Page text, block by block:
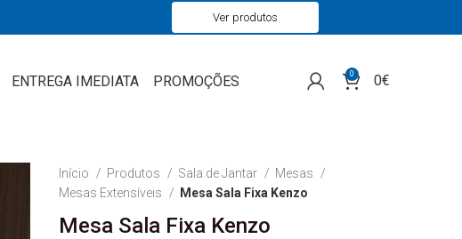
ENTREGA IMEDIATA PROMOÇÕES 0 0€
Início Produtos Sala de Jantar
Mesas
Mesas Extensíveis
Mesa Sala Fixa Kenzo
Mesa Sala Fixa Kenzo
Ver produtos